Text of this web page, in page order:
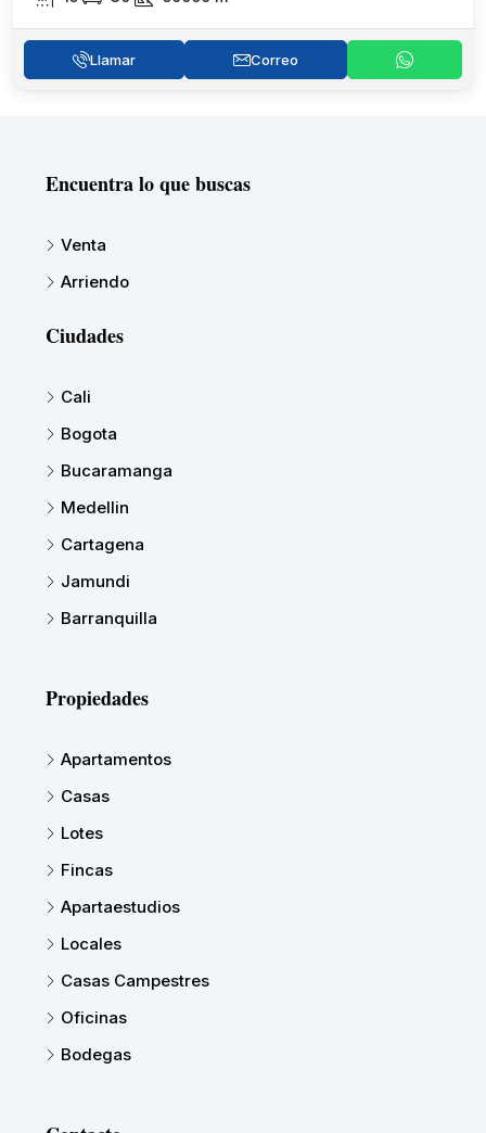
Llamar Correo
Encuentra lo que buscas
Venta
Arriendo
Ciudades
Cali
Bogota
Bucaramanga
Medellin
Cartagena
Jamundi
Barranquilla
Propiedades
Apartamentos
Casas
Lotes
Fincas
Apartaestudios
Locales
Casas Campestres
Oficinas
Bodegas